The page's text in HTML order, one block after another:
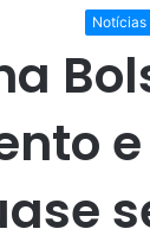
Notícias